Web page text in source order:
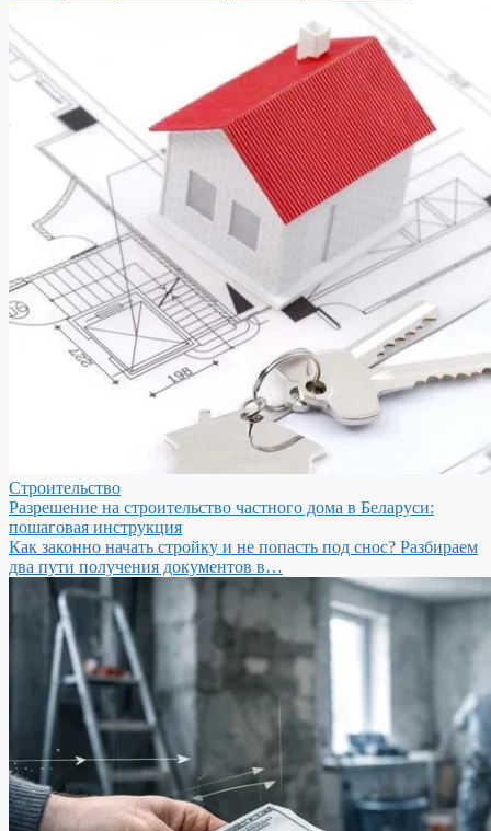
Строительство
Разрешение на строительство частного дома в Беларуси:
пошаговая инструкция
Как законно начать стройку и не попасть под снос? Разбираем
два пути получения документов в…